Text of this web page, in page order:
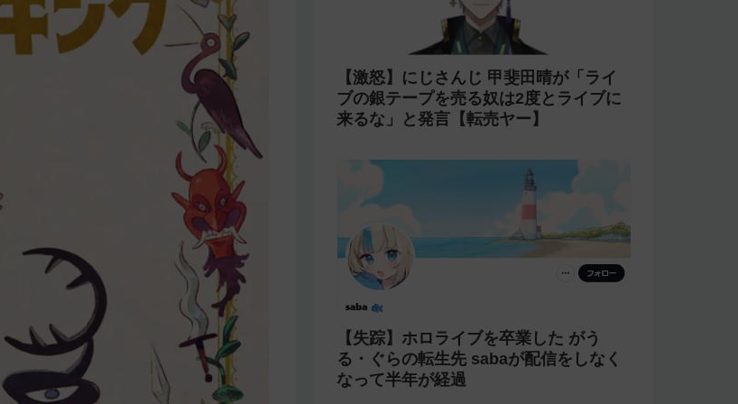
【激怒】にじさんじ 甲斐田晴が「ライ
ブの銀テープを売る奴は2度とライブに
来るな」と発言【転売ヤー】
【失踪】ホロライブを卒業した がう
る・ぐらの転生先 sabaが配信をしなく
なって半年が経過